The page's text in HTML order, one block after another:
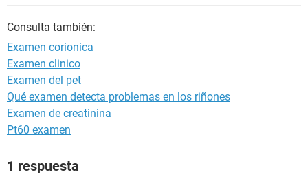
Consulta también:
Examen corionica
Examen clinico
Examen del pet
Qué examen detecta problemas en los riñones
Examen de creatinina
Pt60 examen
1 respuesta